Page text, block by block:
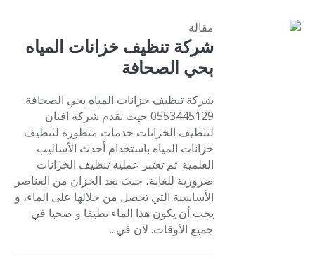
مقالة
شركة تنظيف خزانات المياه
بحي الصحافة
شركة تنظيف خزانات المياه بحي الصحافة
0553445129 حيث تقدم شركة افنان
لتنظيف الخزانات خدمات متطورة لتنظيف
خزانات المياه باستخدام أحدث الأساليب
العلمية. ثم تعتبر عملية تنظيف الخزانات
ضرورية للغاية، حيث يعد الخزان من العناصر
الأساسية التي تحصل من خلالها على الماء، و
يجب أن يكون هذا الماء نظيفا و صحيا في
جميع الأوقات. لان في...